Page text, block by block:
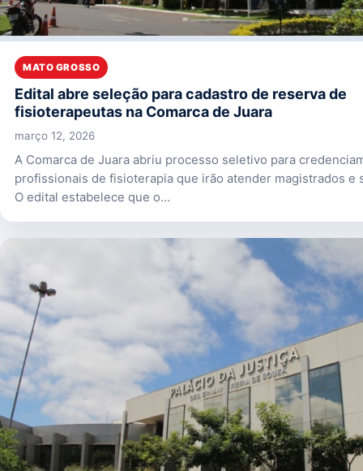
MATO GROSSO
Edital abre seleção para cadastro de reserva de
fisioterapeutas na Comarca de Juara
março 12, 2026
A Comarca de Juara abriu processo seletivo para
profissionais de fisioterapia que irão atender magistrados e
O edital estabelece que o…